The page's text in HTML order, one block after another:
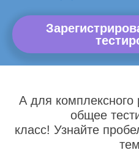
А для комплексного
общее
класс! Узнайте